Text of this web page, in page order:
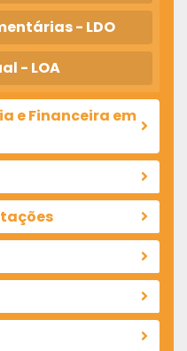
- LDO
- LOA
e Financeira em